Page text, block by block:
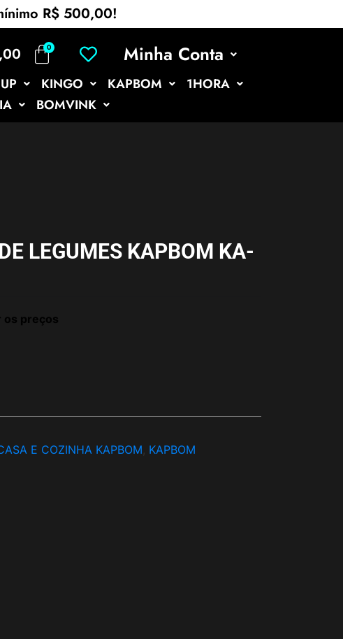
R$ 500,00!
Minha Conta
KINGO KAPBOM
1HORA
BOMVINK
LEGUMES KAPBOM KA-
os preços
E COZINHA KAPBOM, KAPBOM